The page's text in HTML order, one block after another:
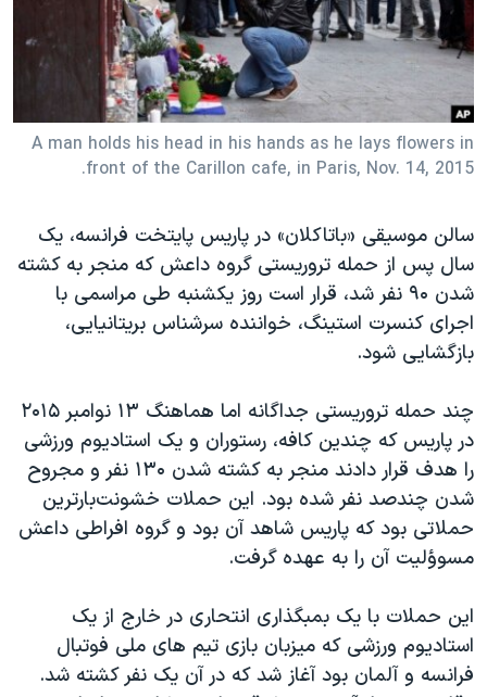
فرهنگ و زندگی
حقوق شهروندی
اقتصادی
علم و فناوری
اسرائیل در جنگ
آرشیو پخش زنده
مستندها
انتخابات ریاست جمهوری آمریکا ۲۰۲۴
حمله جمهوری اسلامی به اسرائیل
رمز مهسا
ورزش زنان در ایران
مجموعه مستندهای دادخواهی
تریبونال مردمی آبان ۹۸
دادگاه حمید نوری
قانون شفافیت دارائی کادر رهبری ایران
اعتراضات مردمی آبان ۹۸
اسرائیل در جنگ
نرگس محمدی برنده جایزه نوبل صلح
همایش محافظه‌کاران آمریکا «سی‌پک»
صفحه‌های ویژه
سفر پرزیدنت ترامپ به چین
دنبال کنید
زبانهای مختلف
A man holds his head in his hands as he lays flowers in
front of the Carillon cafe, in Paris, Nov. 14, 2015.
سالن موسیقی «باتاکلان» در پاریس پایتخت فرانسه، یک
سال پس از حمله تروریستی گروه داعش که منجر به کشته
شدن ۹۰ نفر شد، قرار است روز یکشنبه طی مراسمی با
اجرای کنسرت استینگ، خواننده سرشناس بریتانیایی،
بازگشایی شود.
چند حمله تروریستی جداگانه اما هماهنگ ۱۳ نوامبر ۲۰۱۵
در پاریس که چندین کافه، رستوران و یک استادیوم ورزشی
را هدف قرار دادند منجر به کشته شدن ۱۳۰ نفر و مجروح
شدن چندصد نفر شده بود. این حملات خشونت‌بارترین
حملاتی بود که پاریس شاهد آن بود و گروه افراطی داعش
مسوؤلیت آن را به عهده گرفت.
این حملات با یک بمبگذاری انتحاری در خارج از یک
استادیوم ورزشی که میزبان بازی تیم های ملی فوتبال
فرانسه و آلمان بود آغاز شد که در آن یک نفر کشته شد.